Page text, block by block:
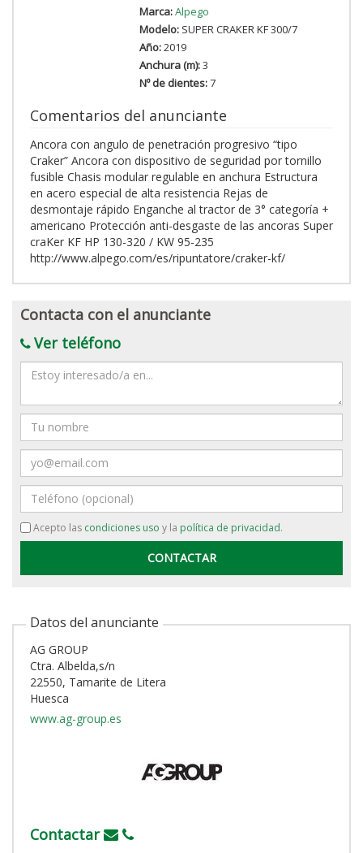
Marca:Alpego
Modelo:SUPER CRAKER KF 300/7
Año:2019
Anchura (m):3
Nº de dientes:7
Comentarios del anunciante
Ancora con angulo de penetración progresivo “tipo
Craker” Ancora con dispositivo de seguridad por tornillo
fusible Chasis modular regulable en anchura Estructura
en acero especial de alta resistencia Rejas de
desmontaje rápido Enganche al tractor de 3° categoría +
americano Protección anti-desgaste de las ancoras Super
craKer KF HP 130-320 / KW 95-235
http://www.alpego.com/es/ripuntatore/craker-kf/
Contacta con el anunciante
Ver teléfono
Mensaje
Nombre
Email
Teléfono
Acepto las condiciones uso y la política de privacidad.
Datos del anunciante
AG GROUP
Ctra. Albelda,s/n
22550, Tamarite de Litera
Huesca
www.ag-group.es
Contactar